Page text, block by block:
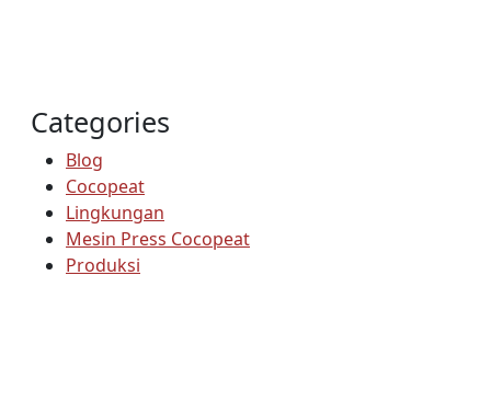
Categories
Blog
Cocopeat
Lingkungan
Mesin Press Cocopeat
Produksi